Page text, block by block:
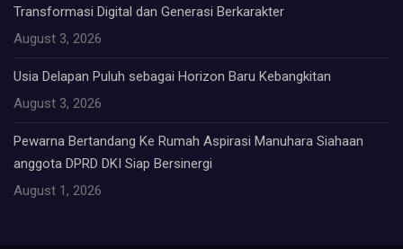
Transformasi Digital dan Generasi Berkarakter
August 3, 2026
Usia Delapan Puluh sebagai Horizon Baru Kebangkitan
August 3, 2026
Pewarna Bertandang Ke Rumah Aspirasi Manuhara Siahaan
anggota DPRD DKI Siap Bersinergi
August 1, 2026